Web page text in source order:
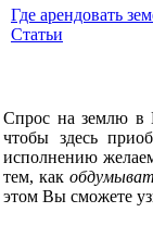
Где арендовать
Статьи
Спрос на землю в
чтобы здесь
исполнению
тем, как
этом Вы сможете